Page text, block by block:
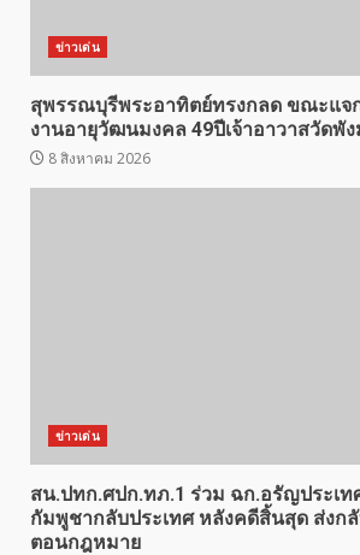
ข่าวเด่น
สุพรรณบุรีพระอาทิตย์ทรงกลด ขณะแจ
งานอายุวัฒนมงคล 49ปีเจ้าอาวาสวัดพัง
8 สิงหาคม 2026
ข่าวเด่น
สน.ปทก.ศปก.ทภ.1 ร่วม ฉก.อรัญประเท
กัมพูชากลับประเทศ หลังคดีสิ้นสุด ส่ง
ตอนกฎหมาย